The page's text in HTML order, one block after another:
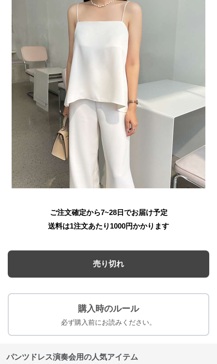
ご注文確定から7~28日でお届け予定
送料は1注文あたり 1000円かかります
売り切れ
購入時のルール
必ず購入前にお読みください。
パンツドレス演奏会用の人気アイテム